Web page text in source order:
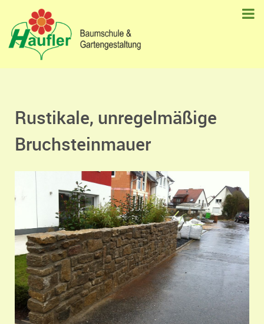
Rustikale, unregelmäßige
Bruchsteinmauer